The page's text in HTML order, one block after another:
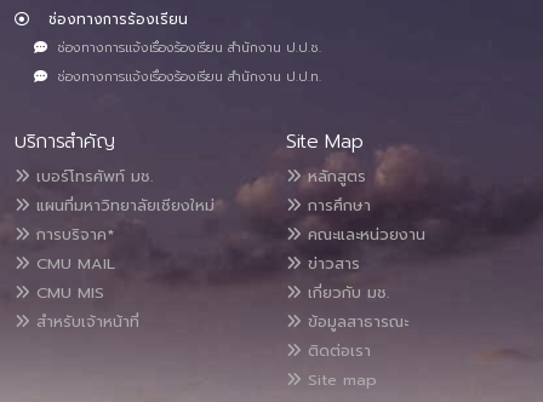
ช่องทางการร้องเรียน
ช่องทางการแจ้งเรื่องร้องเรียน สำนักงาน ป.ป.ช.
ช่องทางการแจ้งเรื่องร้องเรียน สำนักงาน ป.ป.ท.
บริการสำคัญ
เบอร์โทรศัพท์ มช.
แผนที่มหาวิทยาลัยเชียงใหม่
การบริจาค*
CMU MAIL
CMU MIS
สำหรับเจ้าหน้าที่
Site Map
หลักสูตร
การศึกษา
คณะและหน่วยงาน
ข่าวสาร
เกี่ยวกับ มช.
ข้อมูลสาธารณะ
ติดต่อเรา
Site map